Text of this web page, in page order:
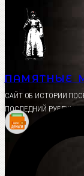
Перейти
содержимому
ПАМЯТНЫЕ
CАЙТ ОБ ИСТОРИИ
ПОСЛЕДНИЙ РУБЕЖ